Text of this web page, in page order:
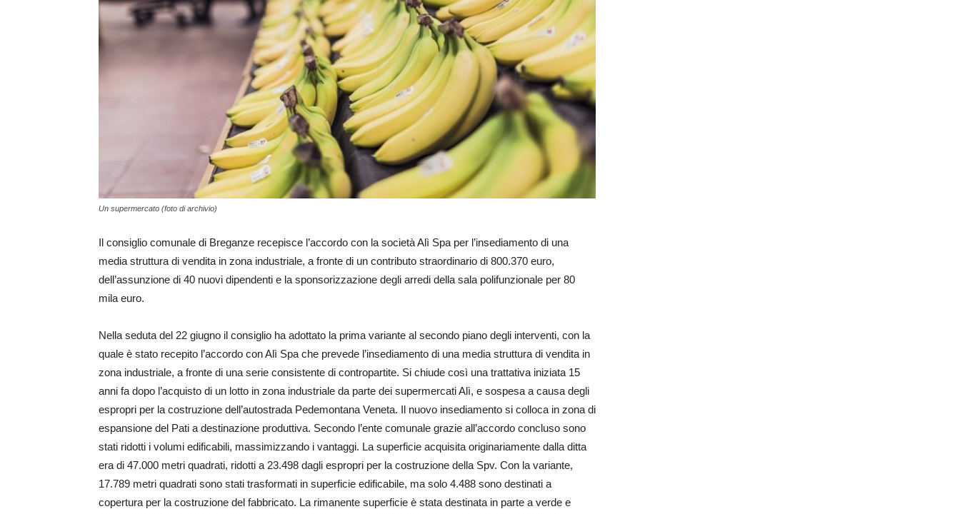
Un supermercato (foto di archivio)
Il consiglio comunale di Breganze recepisce l’accordo con la società Alì Spa per l’insediamento di una
media struttura di vendita in zona industriale, a fronte di un contributo straordinario di 800.370 euro,
dell’assunzione di 40 nuovi dipendenti e la sponsorizzazione degli arredi della sala polifunzionale per 80
mila euro.
Nella seduta del 22 giugno il consiglio ha adottato la prima variante al secondo piano degli interventi, con la
quale è stato recepito l’accordo con Alì Spa che prevede l’insediamento di una media struttura di vendita in
zona industriale, a fronte di una serie consistente di contropartite. Si chiude così una trattativa iniziata 15
anni fa dopo l’acquisto di un lotto in zona industriale da parte dei supermercati Alì, e sospesa a causa degli
espropri per la costruzione dell’autostrada Pedemontana Veneta. Il nuovo insediamento si colloca in zona di
espansione del Pati a destinazione produttiva. Secondo l’ente comunale grazie all’accordo concluso sono
stati ridotti i volumi edificabili, massimizzando i vantaggi. La superficie acquisita originariamente dalla ditta
era di 47.000 metri quadrati, ridotti a 23.498 dagli espropri per la costruzione della Spv. Con la variante,
17.789 metri quadrati sono stati trasformati in superficie edificabile, ma solo 4.488 sono destinati a
copertura per la costruzione del fabbricato. La rimanente superficie è stata destinata in parte a verde e